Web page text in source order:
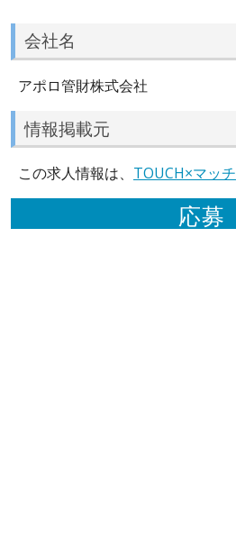
会社名
アポロ管財株式会社
情報掲載元
この求人情報は、 TOUCH×マッチ
応募